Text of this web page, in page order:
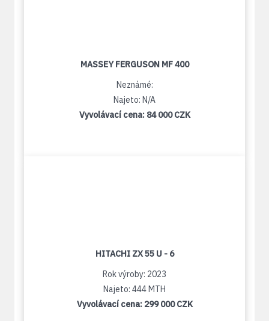
MASSEY FERGUSON MF 400
Neznámé:
Najeto: N/A
Vyvolávací cena: 84 000 CZK
HITACHI ZX 55 U - 6
Rok výroby: 2023
Najeto: 444 MTH
Vyvolávací cena: 299 000 CZK